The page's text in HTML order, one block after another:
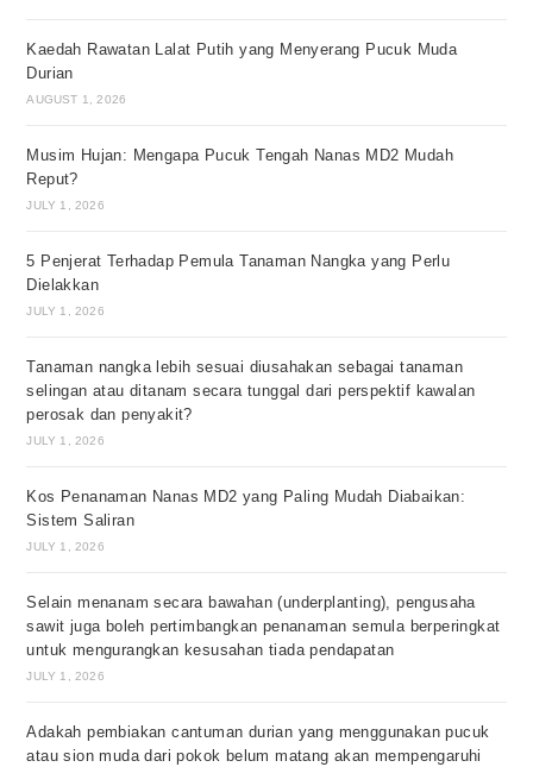
Kaedah Rawatan Lalat Putih yang Menyerang Pucuk Muda
Durian
AUGUST 1, 2026
Musim Hujan: Mengapa Pucuk Tengah Nanas MD2 Mudah
Reput?
JULY 1, 2026
5 Penjerat Terhadap Pemula Tanaman Nangka yang Perlu
Dielakkan
JULY 1, 2026
Tanaman nangka lebih sesuai diusahakan sebagai tanaman
selingan atau ditanam secara tunggal dari perspektif kawalan
perosak dan penyakit?
JULY 1, 2026
Kos Penanaman Nanas MD2 yang Paling Mudah Diabaikan:
Sistem Saliran
JULY 1, 2026
Selain menanam secara bawahan (underplanting), pengusaha
sawit juga boleh pertimbangkan penanaman semula berperingkat
untuk mengurangkan kesusahan tiada pendapatan
JULY 1, 2026
Adakah pembiakan cantuman durian yang menggunakan pucuk
atau sion muda dari pokok belum matang akan mempengaruhi